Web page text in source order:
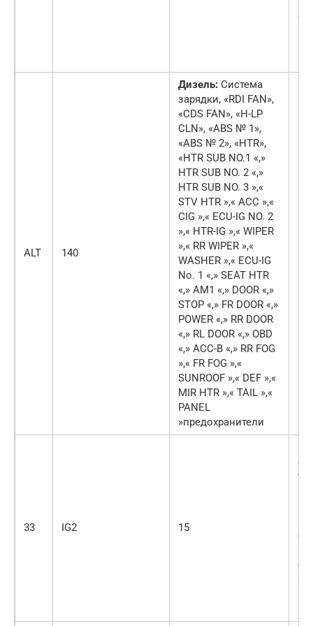
ALT 140
Дизель: Система
зарядки, «RDI FAN»,
«CDS FAN», «H-LP
CLN», «ABS № 1»,
«ABS № 2», «HTR»,
«HTR SUB NO.1 «,»
HTR SUB NO. 2 «,»
HTR SUB NO. 3 »,«
STV HTR »,« ACC »,«
CIG »,« ECU-IG NO. 2
»,« HTR-IG »,« WIPER
»,« RR WIPER »,«
WASHER »,« ECU-IG
No. 1 «,» SEAT HTR
«,» AM1 «,» DOOR «,»
STOP «,» FR DOOR «,»
POWER «,» RR DOOR
«,» RL DOOR «,» OBD
«,» ACC-B «,» RR FOG
»,« FR FOG »,«
SUNROOF »,« DEF »,«
MIR HTR »,« TAIL »,«
PANEL
»предохранители
33 IG2 15